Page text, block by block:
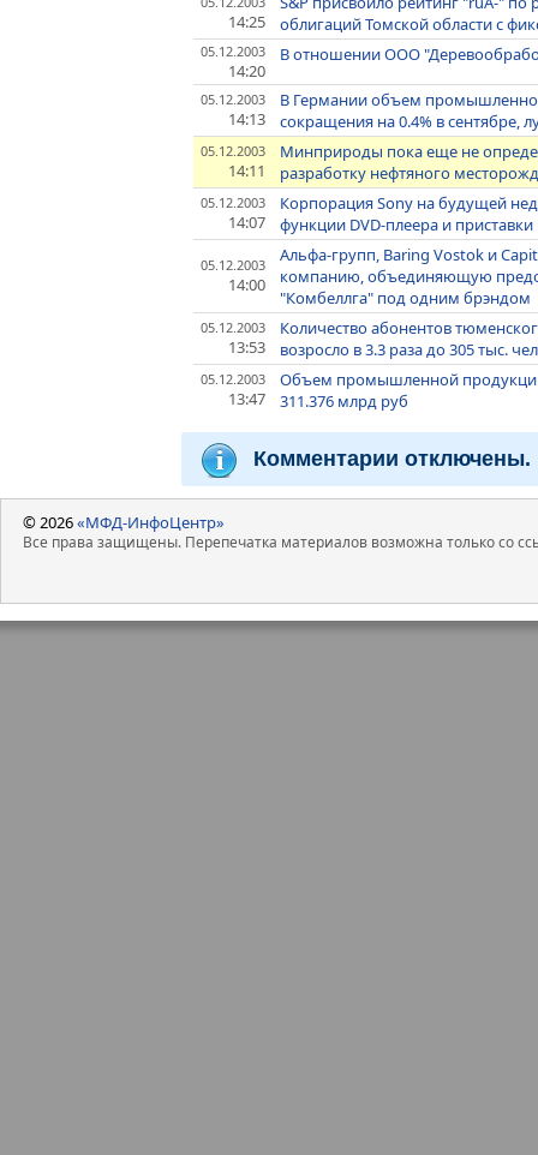
14:25
облигаций Томской области с
05.12.2003
14:20
В отношении ООО
05.12.2003
14:13
В Германии объем
сокращения на 0.4% в сентябре,
05.12.2003
14:11
Минприроды пока еще не
разработку нефтяного
05.12.2003
14:07
Корпорация Sony на будущей
функции DVD-плеера и
05.12.2003
14:00
Альфа-групп, Baring Vostok и
компанию, объединяющую
"Комбеллга" под одним брэндом
05.12.2003
13:53
Количество абонентов
возросло в 3.3 раза до 305 тыс.
05.12.2003
13:47
Объем промышленной продукции
311.376 млрд руб
Комментарии отключены.
© 2026«МФД-ИнфоЦентр»
Все права защищены. Перепечатка материалов возможна только со